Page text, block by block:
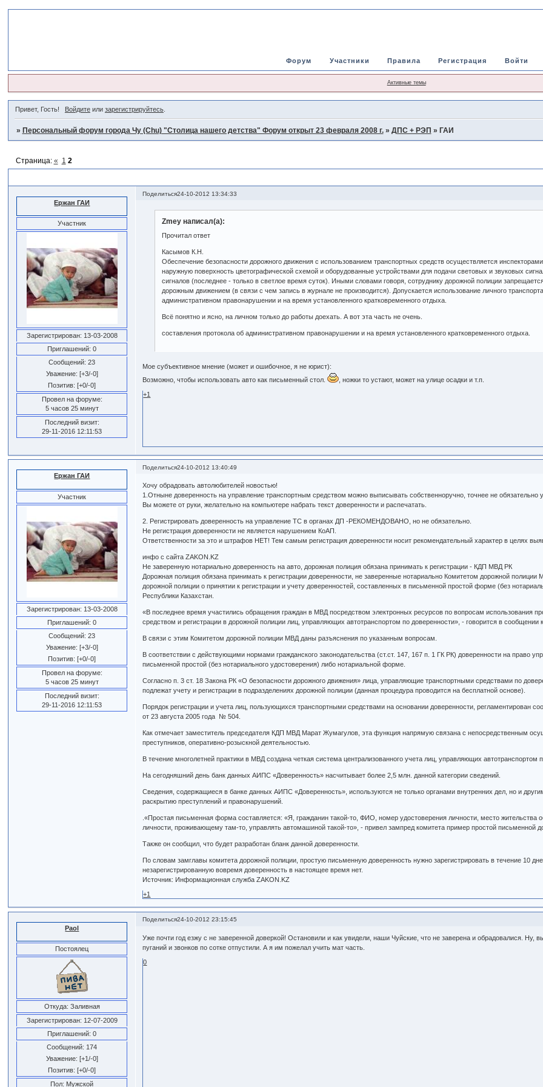
Форум Участники Правила Регистрация Войти
Активные темы
Привет, Гость! Войдитеили зарегистрируйтесь.
» Персональный форум города Чу (Chu) "Столица нашего детства" Форум открыт 23 февраля 2008 г. » ДПС + РЭП » ГАИ
Страница: « 1 2
Поделиться24-10-2012 13:34:33
Ержан ГАИ
Участник
Зарегистрирован: 13-03-2008
Приглашений: 0
Сообщений: 23
Уважение: [+3/-0]
Позитив: [+0/-0]
Провел на форуме:
5 часов 25 минут
Последний визит:
29-11-2016 12:11:53
Zmey написал(а):
Прочитал ответ
Касымов К.Н.
Обеспечение безопасности дорожного движения с использованием транспортных средств осуществляется
наружную поверхность цветографической схемой и оборудованные устройствами для подачи световых и звуковых
сигналов (последнее - только в светлое время суток). Иными словами говоря, сотруднику дорожной полиции
дорожным движением (в связи с чем запись в журнале не производится). Допускается использование личного
административном правонарушении и на время установленного кратковременного отдыха.
Всё понятно и ясно, на личном только до работы доехать. А вот эта часть не очень.
составления протокола об административном правонарушении и на время установленного кратковременного отдыха.
Мое субъективное мнение (может и ошибочное, я не юрист):
Возможно, чтобы использовать авто как письменный стол.
, ножки то устают, может на улице осадки и т.п.
+1
Поделиться24-10-2012 13:40:49
Ержан ГАИ
Участник
Зарегистрирован: 13-03-2008
Приглашений: 0
Сообщений: 23
Уважение: [+3/-0]
Позитив: [+0/-0]
Провел на форуме:
5 часов 25 минут
Последний визит:
29-11-2016 12:11:53
Хочу обрадовать автолюбителей новостью!
1.Отныне доверенность на управление транспортным средством можно выписывать собственноручно, точнее не обязательно
Вы можете от руки, желательно на компьютере набрать текст доверенности и распечатать.
2. Регистрировать доверенность на управление ТС в органах ДП -РЕКОМЕНДОВАНО, но не обязательно.
Не регистрация доверенности не является нарушением КоАП.
Ответственности за это и штрафов НЕТ! Тем самым регистрация доверенности носит рекомендательный характер в целях
инфо с сайта ZAKON.KZ
Не заверенную нотариально доверенность на авто, дорожная полиция обязана принимать к регистрации - КДП МВД РК
Дорожная полиция обязана принимать к регистрации доверенности, не заверенные нотариально Комитетом дорожной
дорожной полиции о принятии к регистрации и учету доверенностей, составленных в письменной простой форме (без
Республики Казахстан.
«В последнее время участились обращения граждан в МВД посредством электронных ресурсов по вопросам использования
средством и регистрации в дорожной полиции лиц, управляющих автотранспортом по доверенности», - говорится в сообщении
В связи с этим Комитетом дорожной полиции МВД даны разъяснения по указанным вопросам.
В соответствии с действующими нормами гражданского законодательства (ст.ст. 147, 167 п. 1 ГК РК) доверенности на право
письменной простой (без нотариального удостоверения) либо нотариальной форме.
Согласно п. 3 ст. 18 Закона РК «О безопасности дорожного движения» лица, управляющие транспортными средствами по
подлежат учету и регистрации в подразделениях дорожной полиции (данная процедура проводится на бесплатной основе).
Порядок регистрации и учета лиц, пользующихся транспортными средствами на основании доверенности,
от 23 августа 2005 года № 504.
Как отмечает заместитель председателя КДП МВД Марат Жумагулов, эта функция напрямую связана с непосредственным
преступников, оперативно-розыскной деятельностью.
В течение многолетней практики в МВД создана четкая система централизованного учета лиц, управляющих автотранспортом
На сегодняшний день банк данных АИПС «Доверенность» насчитывает более 2,5 млн. данной категории сведений.
Сведения, содержащиеся в банке данных АИПС «Доверенность», используются не только органами внутренних дел, но и
раскрытию преступлений и правонарушений.
.«Простая письменная форма составляется: «Я, гражданин такой-то, ФИО, номер удостоверения личности, место
личности, проживающему там-то, управлять автомашиной такой-то», - привел зампред комитета пример простой письменной
Также он сообщил, что будет разработан бланк данной доверенности.
По словам замглавы комитета дорожной полиции, простую письменную доверенность нужно зарегистрировать в течение 10
незарегистрированную вовремя доверенность в настоящее время нет.
Источник: Информационная служба ZAKON.KZ
+1
Поделиться24-10-2012 23:15:45
Paol
Постоялец
Откуда: Заливная
Зарегистрирован: 12-07-2009
Приглашений: 0
Сообщений: 174
Уважение: [+1/-0]
Позитив: [+0/-0]
Пол: Мужской
Уже почти год езжу с не заверенной доверкой! Остановили и как увидели, наши Чуйские, что не заверена и обрадовалися.
пуганий и звонков по сотке отпустили. А я им пожелал учить мат часть.
0